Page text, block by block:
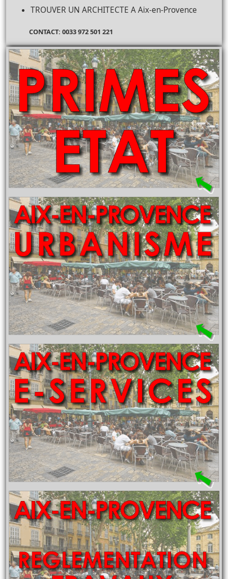
TROUVER UN ARCHITECTE A Aix-en-Provence
CONTACT: 0033 972 501 221